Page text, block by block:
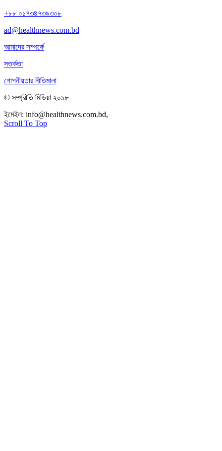
+৮৮ ০১৭৩৪৭৩৯৩০৮
ad@healthnews.com.bd
আমাদের সম্পর্কে
সতর্কতা
গোপনীয়তার নীতিমালা
© সম্প্রীতি মিডিয়া ২০১৮
ইমেইল: info@healthnews.com.bd,
Scroll To Top